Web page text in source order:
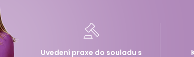
Uvedení praxe do souladu s